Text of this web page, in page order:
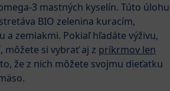
3 mastných kyselín. Túto úlohu
BIO zelenina kuracím,
zemiakmi. Pokiaľ hľadáte výživu,
si vybrať aj z príkrmov len
že z nich môžete svojmu dieťatku